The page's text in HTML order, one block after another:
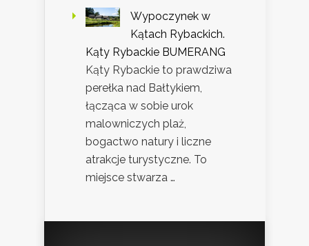
Wypoczynek w
Kątach Rybackich.
Kąty Rybackie BUMERANG
Kąty Rybackie to prawdziwa
perełka nad Bałtykiem,
łącząca w sobie urok
malowniczych plaż,
bogactwo natury i liczne
atrakcje turystyczne. To
miejsce stwarza …